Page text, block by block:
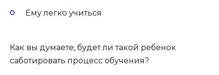
Ему легко учиться
Как вы думаете, будет ли такой ребенок
саботировать процесс обучения?